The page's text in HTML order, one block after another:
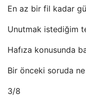
En az bir fil kadar
Unutmak istediğim
Hafıza konusunda
Bir önceki soruda
3/8